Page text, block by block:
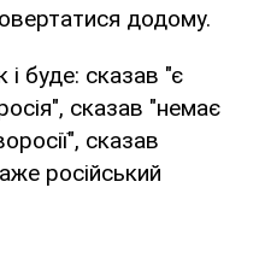
додому.
буде: сказав "є
сказав "немає
сказав
російський